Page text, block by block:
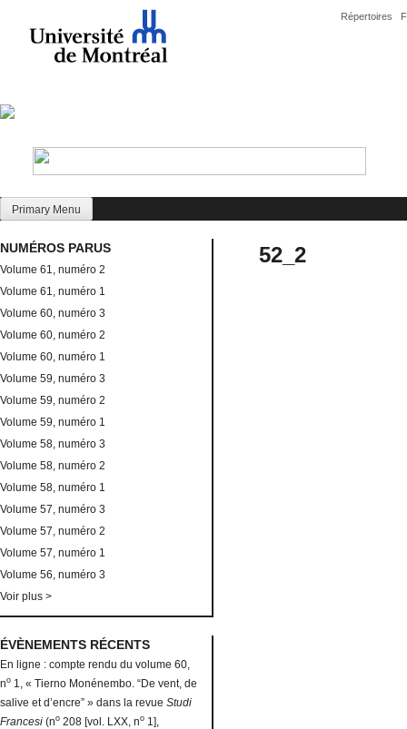
Répertoires
Primary Menu
52_2
NUMÉROS PARUS
Volume 61, numéro 2
Volume 61, numéro 1
Volume 60, numéro 3
Volume 60, numéro 2
Volume 60, numéro 1
Volume 59, numéro 3
Volume 59, numéro 2
Volume 59, numéro 1
Volume 58, numéro 3
Volume 58, numéro 2
Volume 58, numéro 1
Volume 57, numéro 3
Volume 57, numéro 2
Volume 57, numéro 1
Volume 56, numéro 3
Voir plus >
ÉVÈNEMENTS RÉCENTS
En ligne : compte rendu du volume 60,
no 1, « Tierno Monénembo. “De vent, de
salive et d’encre” » dans la revue Studi
Francesi (no 208 [vol. LXX, no 1],